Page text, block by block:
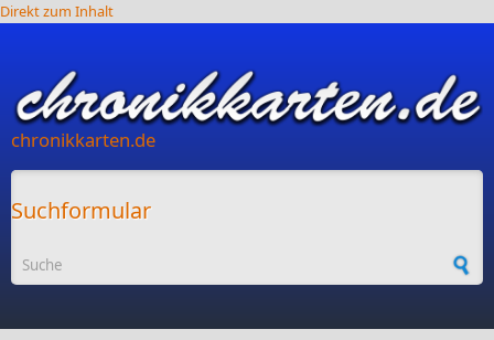
Direkt zum Inhalt
chronikkarten.de
Suchformular